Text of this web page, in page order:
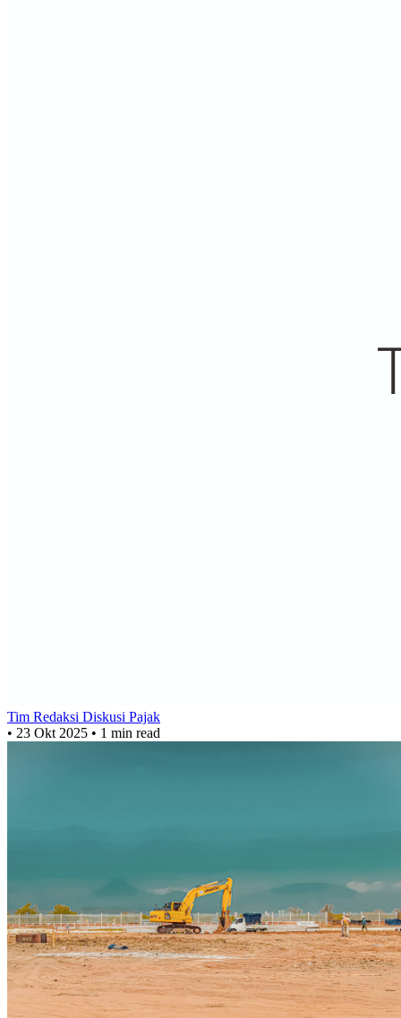
Tim Redaksi Diskusi Pajak
• 23 Okt 2025 • 1 min read